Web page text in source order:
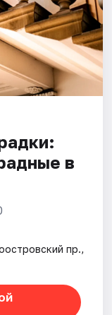
в
пр.,